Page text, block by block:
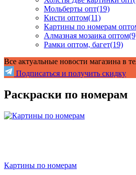
Мольберты опт(19)
Кисти оптом(11)
Картины по номерам
Алмазная мозаика оптом
Рамки оптом, багет(19)
Все актуальные новости магазина в
Подписаться и получить скидку
Раскраски по номерам
Картины по номерам